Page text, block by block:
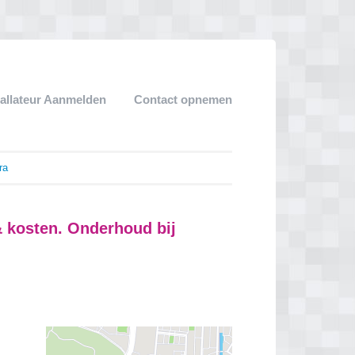
Aanmelden Contact opnemen
kosten. Onderhoud bij